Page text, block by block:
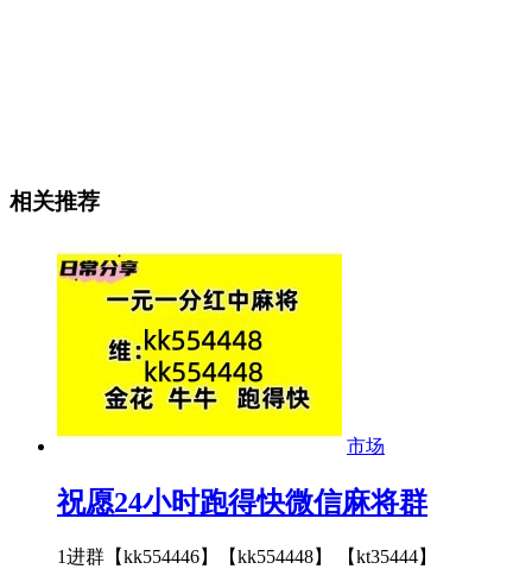
相关推荐
市场
祝愿24小时跑得快微信麻将群
1进群【kk554446】【kk554448】 【kt35444】